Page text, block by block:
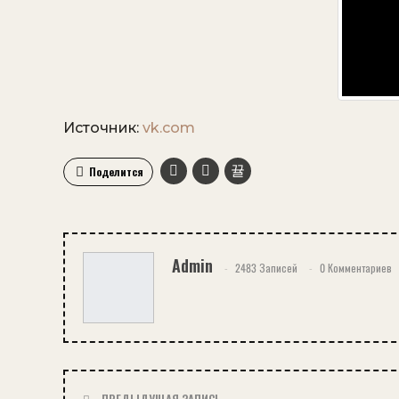
Источник: vk.com
Поделится
Admin 2483 Записей 0 Комментариев